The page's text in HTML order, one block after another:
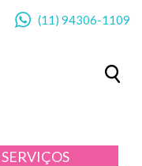
(11) 94306-1109
SERVIÇOS